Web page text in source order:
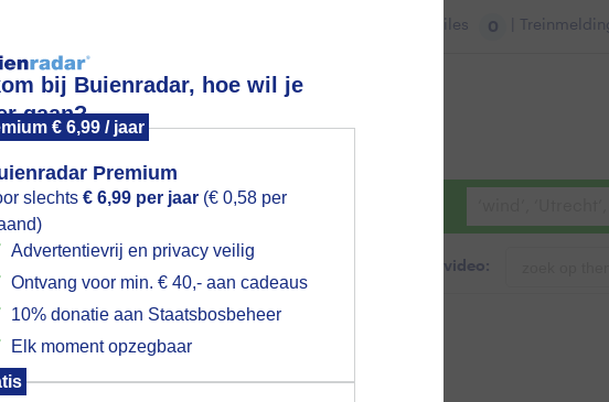
bij Buienradar, hoe wil je
gaan?
€ 6,99 / jaar
Premium
slechts € 6,99 per jaar (€ 0,58 per
Advertentievrij en privacy veilig
Ontvang voor min. € 40,- aan cadeaus
10% donatie aan Staatsbosbeheer
Elk moment opzegbaar
Files 0 |
en video Weerzine
Zoeken in foto & video:
we je locatie gebruiken voor
het weer?
je hier nog geen akkoord op hebt
verschijnt er zo een pop-up uit